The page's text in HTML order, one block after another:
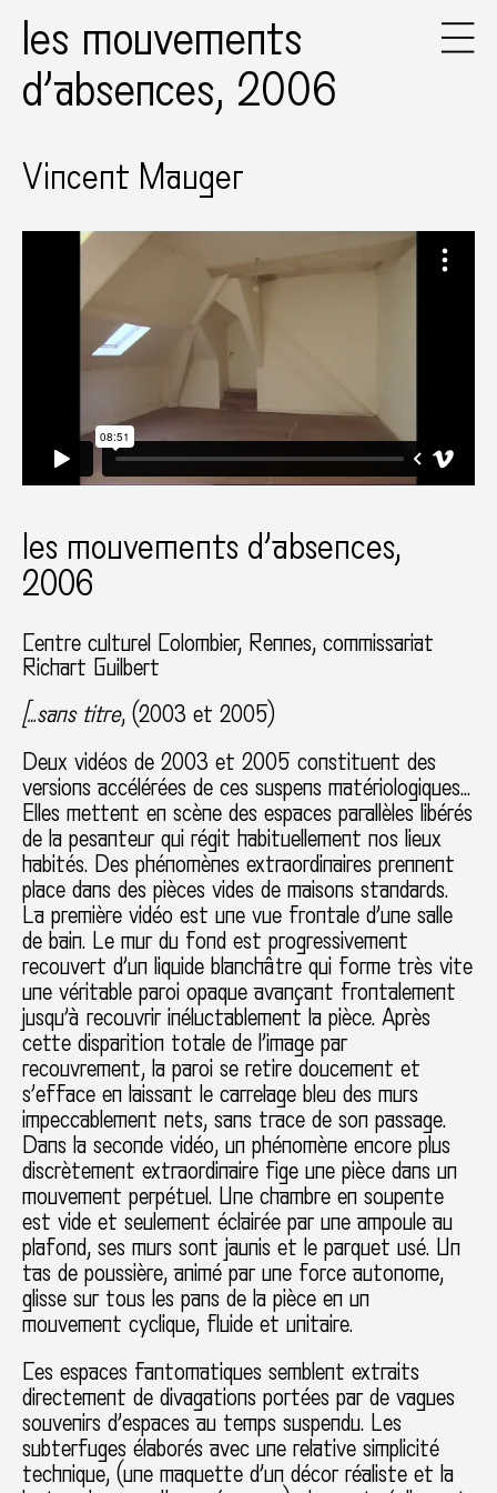
les mouvements
d’absences, 2006
Vincent Mauger
les mouvements d’absences,
2006
Centre culturel Colombier Rennes commissariat
Richart Guilbert
[…sans titre, (2003 et 2005)
Deux vidéos de 2003 et 2005 constituent des
versions accélérées de ces suspens matériologiques…
Elles mettent en scène des espaces parallèles libérés
de la pesanteur qui régit habituellement nos lieux
habités. Des phénomènes extraordinaires prennent
place dans des pièces vides de maisons standards.
La première vidéo est une vue frontale d’une salle
de bain. Le mur du fond est progressivement
recouvert d’un liquide blanchâtre qui forme très vite
une véritable paroi opaque avançant frontalement
jusqu’à recouvrir inéluctablement la pièce. Après
cette disparition totale de l’image par
recouvrement, la paroi se retire doucement et
s’efface en laissant le carrelage bleu des murs
impeccablement nets, sans trace de son passage.
Dans la seconde vidéo, un phénomène encore plus
discrètement extraordinaire fige une pièce dans un
mouvement perpétuel. Une chambre en soupente
est vide et seulement éclairée par une ampoule au
plafond, ses murs sont jaunis et le parquet usé. Un
tas de poussière, animé par une force autonome,
glisse sur tous les pans de la pièce en un
mouvement cyclique, fluide et unitaire.
Ces espaces fantomatiques semblent extraits
directement de divagations portées par de vagues
souvenirs d’espaces au temps suspendu. Les
subterfuges élaborés avec une relative simplicité
technique, (une maquette d’un décor réaliste et la